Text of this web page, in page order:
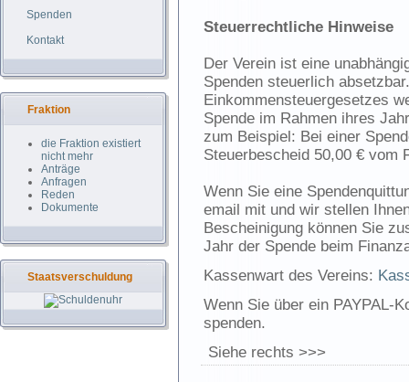
Spenden
Kontakt
Fraktion
die Fraktion existiert
nicht mehr
Anträge
Anfragen
Reden
Dokumente
Staatsverschuldung
Steuerrechtliche Hinweise
Der Verein ist eine
Spenden steuerlich
Einkommensteuergesetzes
Spende im Rahmen ihres
zum Beispiel: Bei einer
Steuerbescheid 50,00 € vom
Wenn Sie eine
email mit und wir stellen
Bescheinigung können Sie
Jahr der Spende beim
Kassenwart des Vereins:
Wenn Sie über ein PAYPAL-
spenden.
Siehe rechts >>>